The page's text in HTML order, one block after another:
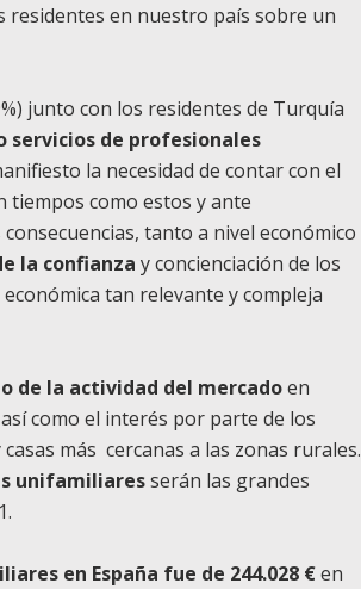
en nuestro país sobre un
junto con los residentes de Turquía
servicios de profesionales
la necesidad de contar con el
como estos y ante
tanto a nivel económico
la confianza y concienciación de los
tan relevante y compleja
de la actividad del mercadoen
como el interés por parte de los
más cercanas a las zonas rurales.
unifamiliaresserán las grandes
en España fue de 244.028 €en